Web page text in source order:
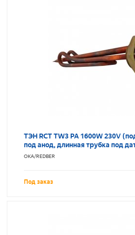
ТЭН RCT TW3 PA 1600W 230V
под анод, длинная трубка под
ОКА/REDBER
Под заказ